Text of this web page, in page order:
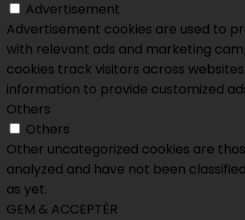
Advertisement
Advertisement cookies are used to
with relevant ads and marketing
cookies track visitors across
information to provide customized
Others
Others
Other uncategorized cookies are
analyzed and have not been
as yet.
GEM & ACCEPTÈR